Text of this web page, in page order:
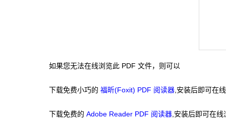
如果您无法在线浏览此 PDF 文件，则可以
下载免费小巧的福昕(Foxit) PDF 阅读器 ,安装后即可在
下载免费的Adobe Reader PDF 阅读器 ,安装后即可在